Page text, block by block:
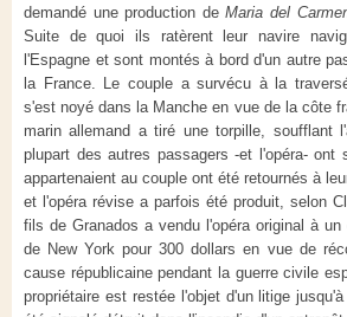
demandé une production deMaria del
Suite de quoi ils ratèrent leur navire
l'Espagne et sont montés à bord d'un autre
la France. Le couple a survécu à la
s'est noyé dans la Manche en vue de la côte
marin allemand a tiré une torpille, soufflant
plupart des autres passagers -et l'opéra- ont
appartenaient au couple ont été retournés à
et l'opéra révise a parfois été produit, selon
fils de Granados a vendu l'opéra original à un
de New York pour 300 dollars en vue de
cause républicaine pendant la guerre civile
propriétaire est restée l'objet d'un litige